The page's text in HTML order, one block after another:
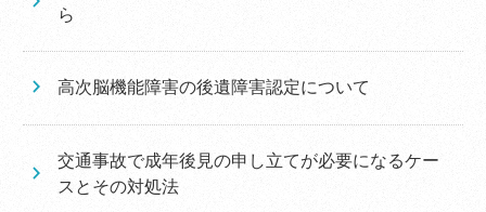
ら
高次脳機能障害の後遺障害認定について
交通事故で成年後見の申し立てが必要になるケー
スとその対処法